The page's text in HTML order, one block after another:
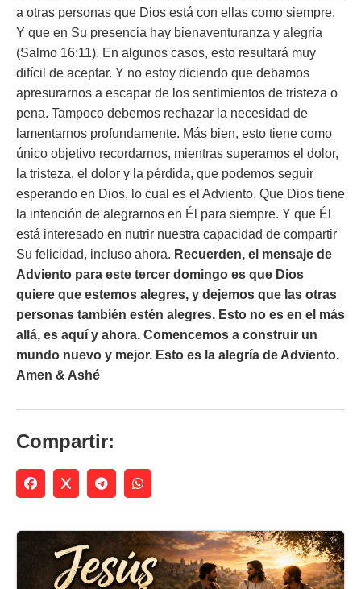
a otras personas que Dios está con ellas como siempre.
Y que en Su presencia hay bienaventuranza y alegría
(Salmo 16:11). En algunos casos, esto resultará muy
difícil de aceptar. Y no estoy diciendo que debamos
apresurarnos a escapar de los sentimientos de tristeza o
pena. Tampoco debemos rechazar la necesidad de
lamentarnos profundamente. Más bien, esto tiene como
único objetivo recordarnos, mientras superamos el dolor,
la tristeza, el dolor y la pérdida, que podemos seguir
esperando en Dios, lo cual es el Adviento. Que Dios tiene
la intención de alegrarnos en Él para siempre. Y que Él
está interesado en nutrir nuestra capacidad de compartir
Su felicidad, incluso ahora. Recuerden, el mensaje de
Adviento para este tercer domingo es que Dios
quiere que estemos alegres, y dejemos que las otras
personas también estén alegres. Esto no es en el más
allá, es aquí y ahora. Comencemos a construir un
mundo nuevo y mejor. Esto es la alegría de Adviento.
Amen & Ashé
Compartir: